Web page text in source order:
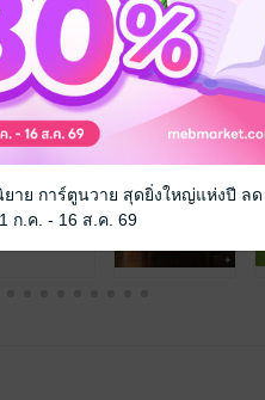
ยาย การ์ตูนวาย สุดยิ่งใหญ่แห่งปี ลด
ก.ค. - 16 ส.ค. 69